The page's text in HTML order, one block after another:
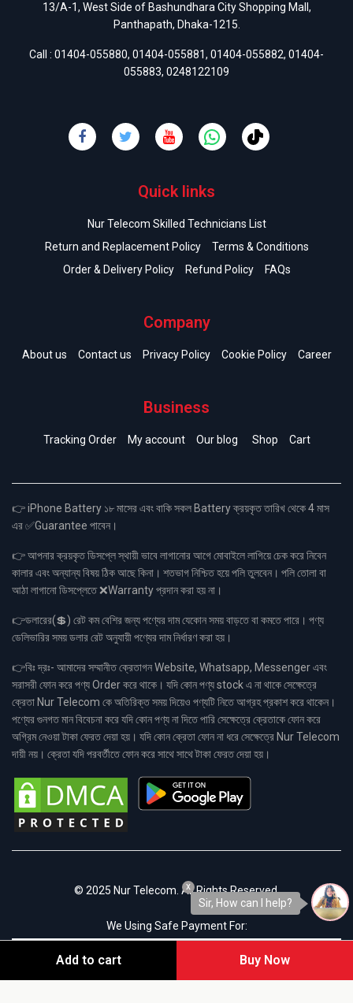
13/A-1, West Side of Bashundhara City Shopping Mall,
Panthapath, Dhaka-1215.
Call : 01404-055880, 01404-055881, 01404-055882, 01404-
055883, 0248122109
Quick links
Nur Telecom Skilled Technicians List
Return and Replacement Policy
Terms & Conditions
Order & Delivery Policy
Refund Policy FAQs
Company
About us Contact us Privacy Policy Cookie Policy Career
Business
Tracking Order My account Our blog Shop Cart
👉 iPhone Battery ১৮ মাসের এবং বাকি সকল Battery ক্রয়কৃত তারিখ থেকে 4 মাস
এর ✅Guarantee পাবেন।
👉 আপনার ক্রয়কৃত ডিসপ্লে স্থায়ী ভাবে লাগানোর আগে মোবাইলে লাগিয়ে চেক করে নিবেন
কালার এবং অন্যান্য বিষয় ঠিক আছে কিনা। শতভাগ নিশ্চিত হয়ে পলি তুলবেন। পলি তোলা বা
আঠা লাগানো ডিসপ্লেতে ❌Warranty প্রদান করা হয় না।
👉ডলারের(💲) রেট কম বেশির জন্য পণ্যের দাম যেকোন সময় বাড়তে বা কমতে পারে। পণ্য
ডেলিভারির সময় ডলার রেট অনুযায়ী পণ্যের দাম নির্ধারণ করা হয়।
👉বিঃ দ্রঃ- আমাদের সম্মানীত ক্রেতাগন Website, Whatsapp, Messenger এবং
সরাসরী ফোন করে পণ্য Order করে থাকে। যদি কোন পণ্য stock এ না থাকে সেক্ষেত্রে
ক্রেতা Nur Telecom কে অতিরিক্ত সময় দিয়েও পণ্যটি নিতে আগ্রহ প্রকাশ করে থাকেন।
পণ্যের গুনগত মান বিবেচনা করে যদি কোন পণ্য না দিতে পারি সেক্ষেত্রে ক্রেতাকে ফোন করে
অগ্রিম নেওয়া টাকা ফেরত দেয়া হয়। যদি কোন ক্রেতা ফোন না ধরে সেক্ষেত্রে Nur Telecom
দায়ী নয়। ক্রেতা যদি পরবর্তীতে ফোন করে সাথে সাথে টাকা ফেরত দেয়া হয়।
© 2025 Nur Telecom. All Rights Reserved.
We Using Safe Payment For:
Add to cart Buy Now
Sir, How can I help?
x